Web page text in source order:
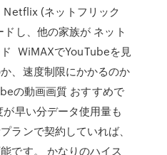
Netflix (ネットフリック
し、他の家族が ネット
WiMAXでYouTubeを見
、速度制限にかかるのか
の動画画質 おすすめで
早い分データ使用量も
ランで契約していれば、
です。 かなりのハイス